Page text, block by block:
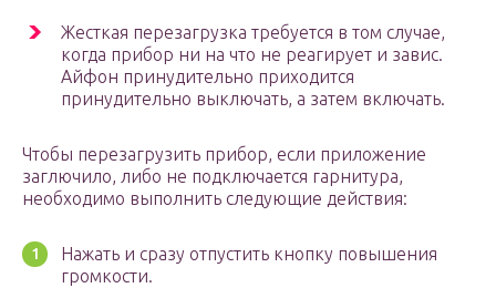
Жесткая перезагрузка требуется в том случае,
когда прибор ни на что не реагирует и завис.
Айфон принудительно приходится
принудительно выключать, а затем включать.
Чтобы перезагрузить прибор, если приложение
заглючило, либо не подключается гарнитура,
необходимо выполнить следующие действия:
Нажать и сразу отпустить кнопку повышения
громкости.